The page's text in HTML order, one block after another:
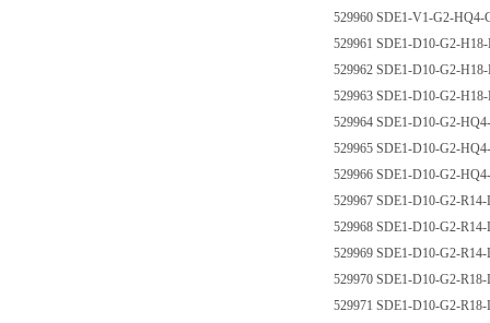
529960 SDE1-V1-G2-
529961 SDE1-D10-G2-
529962 SDE1-D10-G2-
529963 SDE1-D10-G2-
529964 SDE1-D10-G2-
529965 SDE1-D10-G2-
529966 SDE1-D10-G2-
529967 SDE1-D10-G2-
529968 SDE1-D10-G2-
529969 SDE1-D10-G2-
529970 SDE1-D10-G2-
529971 SDE1-D10-G2-